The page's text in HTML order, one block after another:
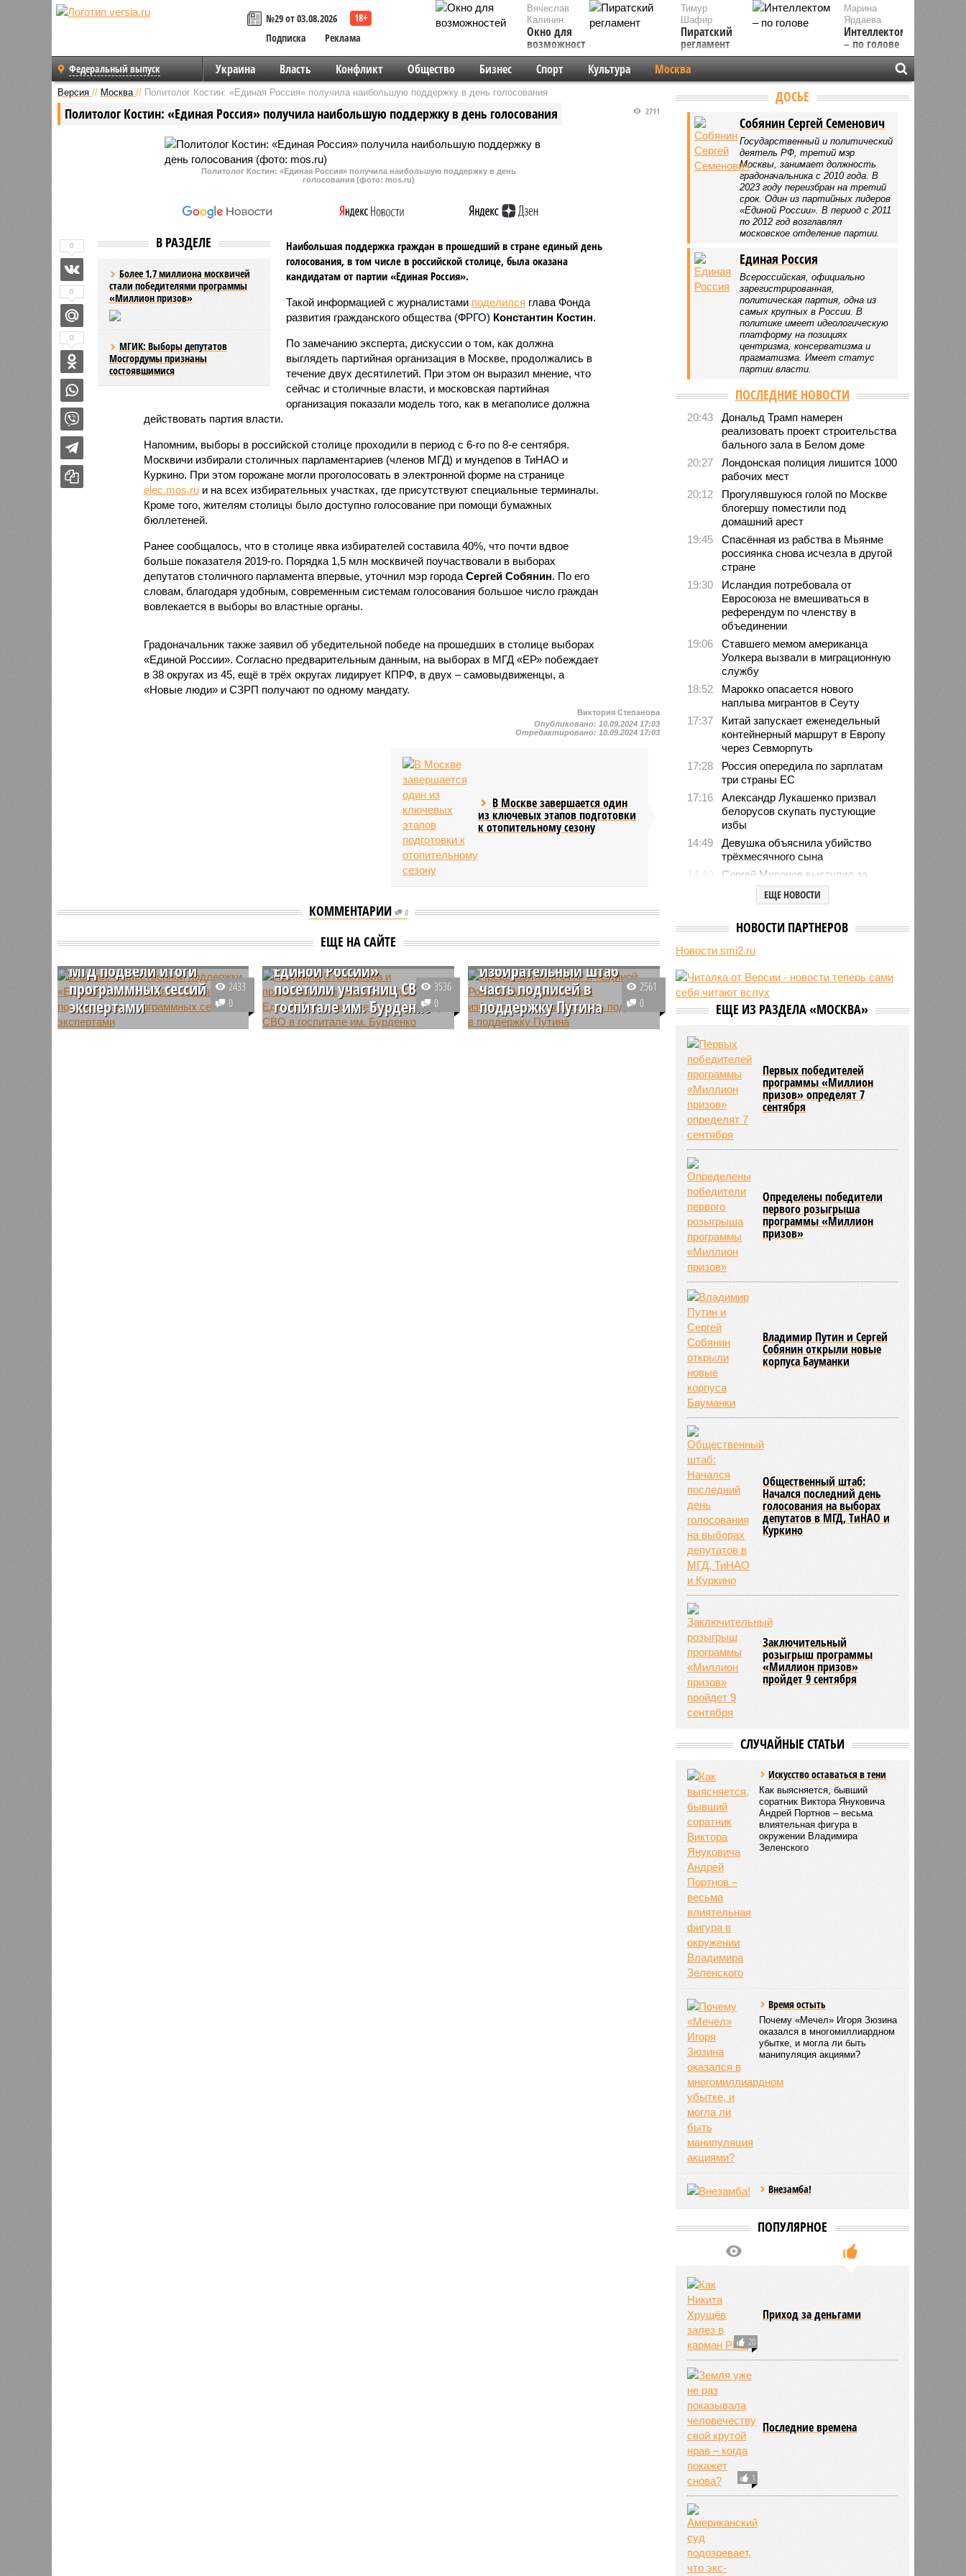
№29 от 03.08.2026
Подписка
Реклама
Вячеслав
Калинин
Окно для
возможностей
Марина
Ярдаева
Интеллектом
– по голове
Тимур
Шафир
Пиратский
регламент
Федеральный выпуск Украина Власть Конфликт Общество Бизнес Спорт Культура Москва
Версия // Москва // Политолог Костин: «Единая Россия» получила наибольшую поддержку в день голосования
Политолог Костин: «Единая Россия» получила наибольшую поддержку в день голосования 2711
Политолог Костин: «Единая Россия» получила наибольшую поддержку в день
голосования (фото: mos.ru)
В РАЗДЕЛЕ
Более 1,7 миллиона москвичей
стали победителями программы
«Миллион призов»
МГИК: Выборы депутатов
Мосгордумы признаны
состоявшимися
Наибольшая поддержка граждан в прошедший в стране единый день
голосования, в том числе в российской столице, была оказана
кандидатам от партии «Единая Россия».
Такой информацией с журналистами поделился глава Фонда
развития гражданского общества (ФРГО) Константин Костин.
По замечанию эксперта, дискуссии о том, как должна
выглядеть партийная организация в Москве, продолжались в
течение двух десятилетий. При этом он выразил мнение, что
сейчас и столичные власти, и московская партийная
организация показали модель того, как в мегаполисе должна
действовать партия власти.
Напомним, выборы в российской столице проходили в период с 6-го по 8-е сентября.
Москвичи избирали столичных парламентариев (членов МГД) и мундепов в ТиНАО и
Куркино. При этом горожане могли проголосовать в электронной форме на странице
elec.mos.ruи на всех избирательных участках, где присутствуют специальные терминалы.
Кроме того, жителям столицы было доступно голосование при помощи бумажных
бюллетеней.
Ранее сообщалось, что в столице явка избирателей составила 40%, что почти вдвое
больше показателя 2019-го. Порядка 1,5 млн москвичей поучаствовали в выборах
депутатов столичного парламента впервые, уточнил мэр города Сергей Собянин. По его
словам, благодаря удобным, современным системам голосования большое число граждан
вовлекается в выборы во властные органы.
Градоначальник также заявил об убедительной победе на прошедших в столице выборах
«Единой России». Согласно предварительным данным, на выборах в МГД «ЕР» побеждает
в 38 округах из 45, ещё в трёх округах лидирует КПРФ, в двух – самовыдвиженцы, а
«Новые люди» и СЗРП получают по одному мандату.
0
0
0
Виктория Степанова
Опубликовано: 10.09.2024 17:03
Отредактировано: 10.09.2024 17:03
В Москве завершается один
из ключевых этапов подготовки
к отопительному сезону
КОММЕНТАРИИ 0
ЕЩЕ НА САЙТЕ
В штабе общественной
России» на выборах в
МГД подвели итоги
программных сессий с
экспертами
В общественном штабе партии
2433
0
Людмила Стебенкова и
представители
«Женского движения
Единой России»
посетили участниц СВО в
госпитале им. Бурденко
Депутат МГД Людмила
3536
0
Представители ОНФ и
Москвы сдали в
избирательный штаб
часть подписей в
поддержку Путина
Сегодня в российской столице
2561
0
ДОСЬЕ
Собянин Сергей Семенович
Государственный и политический
деятель РФ, третий мэр
Москвы, занимает должность
градоначальника с 2010 года. В
2023 году переизбран на третий
срок. Один из партийных лидеров
«Единой России». В период с 2011
по 2012 год возглавлял
московское отделение партии.
Единая Россия
Всероссийская, официально
зарегистрированная,
политическая партия, одна из
самых крупных в России. В
политике имеет идеологическую
платформу на позициях
центризма, консерватизма и
прагматизма. Имеет статус
партии власти.
ПОСЛЕДНИЕ НОВОСТИ
20:43
Дональд Трамп намерен
реализовать проект строительства
бального зала в Белом доме
20:27
Лондонская полиция лишится 1000
рабочих мест
20:12
Прогулявшуюся голой по Москве
блогершу поместили под
домашний арест
19:45
Спасённая из рабства в Мьянме
россиянка снова исчезла в другой
стране
19:30
Исландия потребовала от
Евросоюза не вмешиваться в
референдум по членству в
объединении
19:06
Ставшего мемом американца
Уолкера вызвали в миграционную
службу
18:52
Марокко опасается нового
наплыва мигрантов в Сеуту
17:37
Китай запускает еженедельный
контейнерный маршрут в Европу
через Севморпуть
17:28
Россия опередила по зарплатам
три страны ЕС
17:16
Александр Лукашенко призвал
белорусов скупать пустующие
избы
14:49
Девушка объяснила убийство
трёхмесячного сына
14:40
Сергей Миронов выступил за
увеличение пенсий детям,
потерявшим родителей
приграничные болота против
России
перевозки групп детей автобусами
13:04
В России с начала 2026 года
существенно вырос объём выдачи
ЕЩЕ НОВОСТИ
НОВОСТИ ПАРТНЕРОВ
Новости smi2.ru
ЕЩЕ ИЗ РАЗДЕЛА «МОСКВА»
Первых победителей
программы «Миллион
призов» определят 7
сентября
Определены победители
первого розыгрыша
программы «Миллион
призов»
Владимир Путин и Сергей
Собянин открыли новые
корпуса Бауманки
Общественный штаб:
Начался последний день
голосования на выборах
депутатов в МГД, ТиНАО и
Куркино
Заключительный
розыгрыш программы
«Миллион призов»
пройдет 9 сентября
СЛУЧАЙНЫЕ СТАТЬИ
Искусство оставаться в тени
Как выясняется, бывший
соратник Виктора Януковича
Андрей Портнов – весьма
влиятельная фигура в
окружении Владимира
Зеленского
Время остыть
Почему «Мечел» Игоря Зюзина
оказался в многомиллиардном
убытке, и могла ли быть
манипуляция акциями?
Внезамба!
ПОПУЛЯРНОЕ
20
Приход за деньгами
1
Последние времена